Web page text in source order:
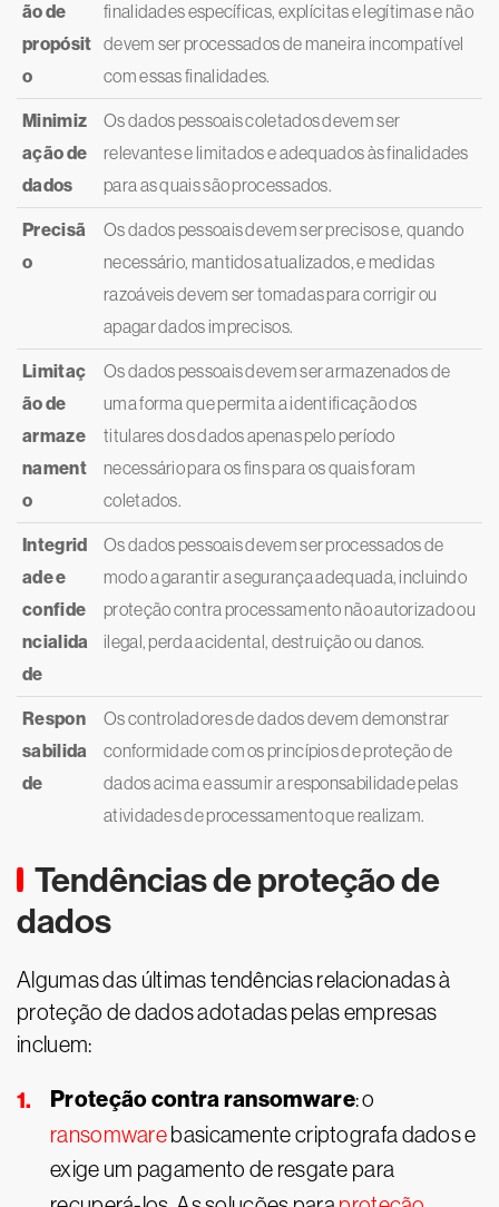
ão de
propósit
o
finalidades específicas, explícitas e legítimas e não
devem ser processados de maneira incompatível
com essas finalidades.
Minimiz
ação de
dados
Os dados pessoais coletados devem ser
relevantes e limitados e adequados às finalidades
para as quais são processados.
Precisã
o
Os dados pessoais devem ser precisos e, quando
necessário, mantidos atualizados, e medidas
razoáveis devem ser tomadas para corrigir ou
apagar dados imprecisos.
Limitaç
ão de
armaze
nament
o
Os dados pessoais devem ser armazenados de
uma forma que permita a identificação dos
titulares dos dados apenas pelo período
necessário para os fins para os quais foram
coletados.
Integrid
ade e
confide
ncialida
de
Os dados pessoais devem ser processados de
modo a garantir a segurança adequada, incluindo
proteção contra processamento não autorizado ou
ilegal, perda acidental, destruição ou danos.
Respon
sabilida
de
Os controladores de dados devem demonstrar
conformidade com os princípios de proteção de
dados acima e assumir a responsabilidade pelas
atividades de processamento que realizam.
Tendências de proteção de
dados
Algumas das últimas tendências relacionadas à
proteção de dados adotadas pelas empresas
incluem:
Proteção contra ransomware: o
ransomware basicamente criptografa dados e
exige um pagamento de resgate para